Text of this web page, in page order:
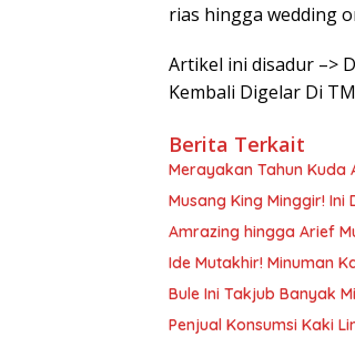
rias hingga wedding
Artikel ini disadur –>
Kembali Digelar Di
Berita Terkait
Merayakan Tahun Kuda
Musang King Minggir!
Amrazing hingga Arief
Ide Mutakhir! Minuman
Bule Ini Takjub Banyak
Penjual Konsumsi Kaki